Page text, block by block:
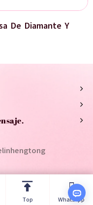
De Diamante Y
Top WhatsApp